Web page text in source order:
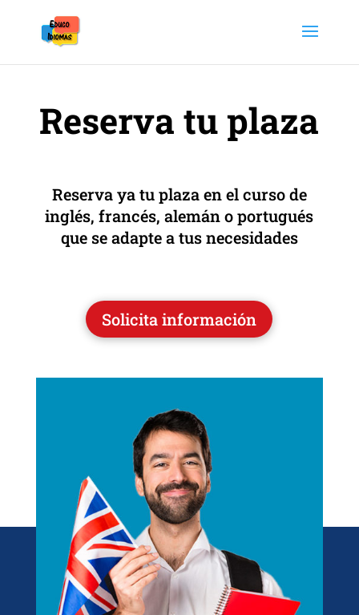
Reserva tu plaza
Reserva ya tu plaza en el curso de
inglés, francés, alemán o portugués
que se adapte a tus necesidades
Solicita información